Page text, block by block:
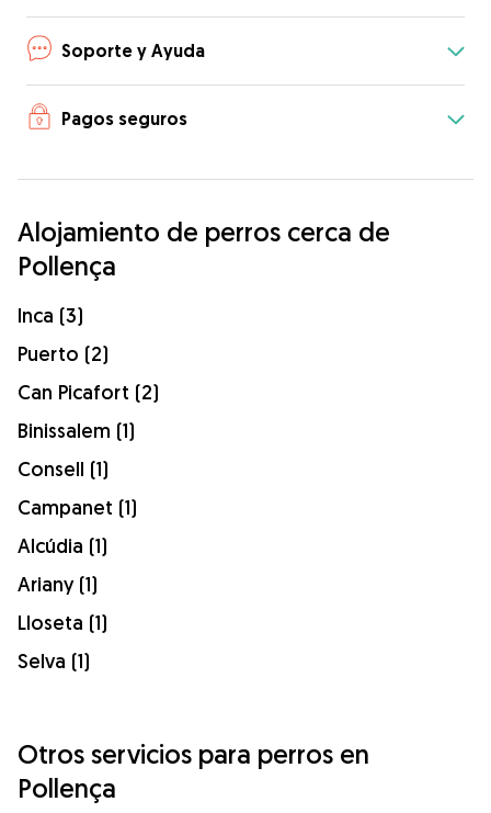
Soporte y Ayuda
Pagos seguros
Alojamiento de perros cerca de
Pollença
Inca (3)
Puerto (2)
Can Picafort (2)
Binissalem (1)
Consell (1)
Campanet (1)
Alcúdia (1)
Ariany (1)
Lloseta (1)
Selva (1)
Otros servicios para perros en
Pollença